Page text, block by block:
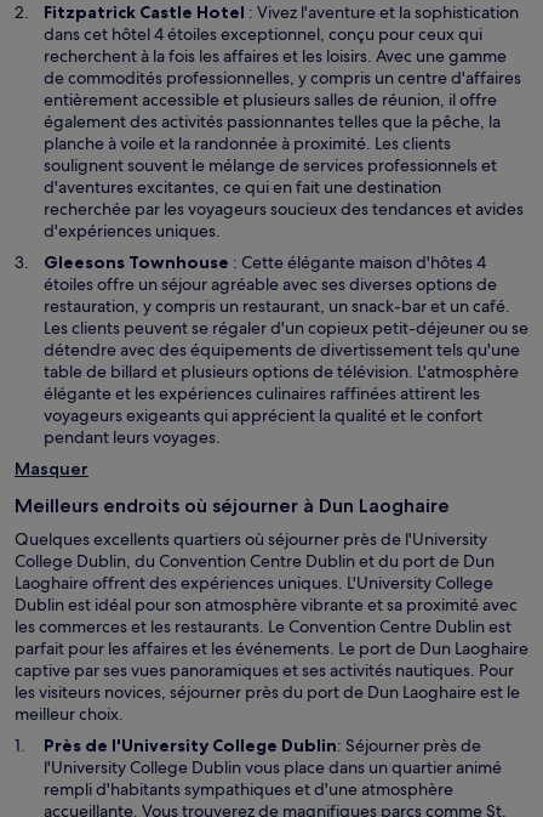
Fitzpatrick Castle Hotel : Vivez l'aventure et la sophistication
dans cet hôtel 4 étoiles exceptionnel, conçu pour ceux qui
recherchent à la fois les affaires et les loisirs. Avec une gamme
de commodités professionnelles, y compris un centre d'affaires
entièrement accessible et plusieurs salles de réunion, il offre
également des activités passionnantes telles que la pêche, la
planche à voile et la randonnée à proximité. Les clients
soulignent souvent le mélange de services professionnels et
d'aventures excitantes, ce qui en fait une destination
recherchée par les voyageurs soucieux des tendances et avides
d'expériences uniques.
Gleesons Townhouse : Cette élégante maison d'hôtes 4
étoiles offre un séjour agréable avec ses diverses options de
restauration, y compris un restaurant, un snack-bar et un café.
Les clients peuvent se régaler d'un copieux petit-déjeuner ou se
détendre avec des équipements de divertissement tels qu'une
table de billard et plusieurs options de télévision. L'atmosphère
élégante et les expériences culinaires raffinées attirent les
voyageurs exigeants qui apprécient la qualité et le confort
pendant leurs voyages.
Masquer
Meilleurs endroits où séjourner à Dun Laoghaire
Quelques excellents quartiers où séjourner près de l'University
College Dublin, du Convention Centre Dublin et du port de Dun
Laoghaire offrent des expériences uniques. L'University College
Dublin est idéal pour son atmosphère vibrante et sa proximité avec
les commerces et les restaurants. Le Convention Centre Dublin est
parfait pour les affaires et les événements. Le port de Dun Laoghaire
captive par ses vues panoramiques et ses activités nautiques. Pour
les visiteurs novices, séjourner près du port de Dun Laoghaire est le
meilleur choix.
Près de l'University College Dublin: Séjourner près de
l'University College Dublin vous place dans un quartier animé
rempli d'habitants sympathiques et d'une atmosphère
accueillante. Vous trouverez de magnifiques parcs comme St.